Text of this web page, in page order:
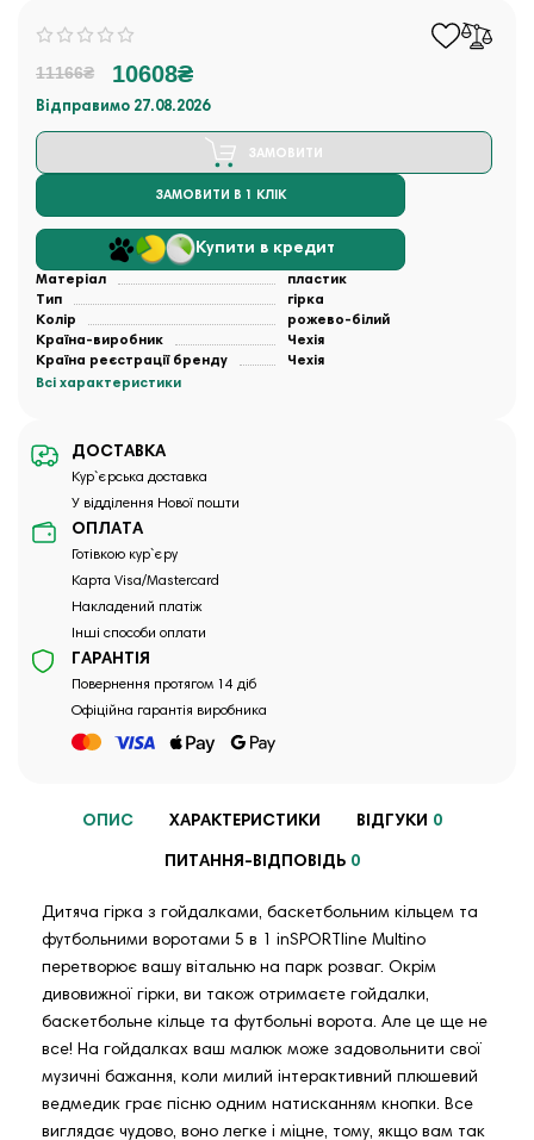
11166₴ 10608₴
Відправимо 27.08.2026
ЗАМОВИТИ
ЗАМОВИТИ В 1 КЛІК
Купити в кредит
Матеріал
пластик
Тип
гірка
Колір
рожево-білий
Країна-виробник
Чехія
Країна реєстрації бренду
Чехія
Всі характеристики
ДОСТАВКА
Кур`єрська доставка
У відділення Нової пошти
ОПЛАТА
Готівкою кур`єру
Карта Visa/Mastercard
Накладений платіж
Інші способи оплати
ГАРАНТІЯ
Повернення протягом 14 діб
Офіційна гарантія виробника
ОПИС ХАРАКТЕРИСТИКИ ВІДГУКИ 0
ПИТАННЯ-ВІДПОВІДЬ 0
Дитяча гірка з гойдалками, баскетбольним кільцем та
футбольними воротами 5 в 1 inSPORTline Multino
перетворює вашу вітальню на парк розваг. Окрім
дивовижної гірки, ви також отримаєте гойдалки,
баскетбольне кільце та футбольні ворота. Але це ще не
все! На гойдалках ваш малюк може задовольнити свої
музичні бажання, коли милий інтерактивний плюшевий
ведмедик грає пісню одним натисканням кнопки. Все
виглядає чудово, воно легке і міцне, тому, якщо вам так